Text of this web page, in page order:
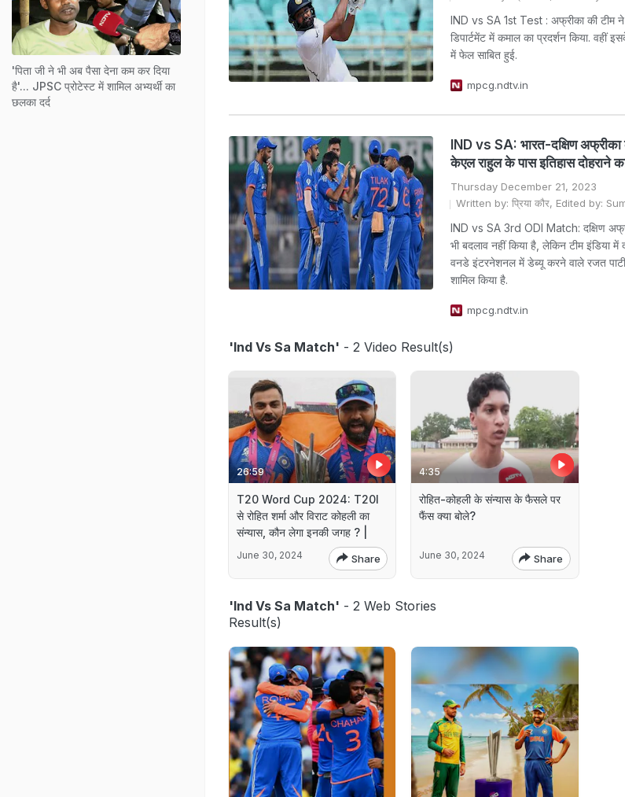
IND vs SA 1st Test : अफ्रीका की टीम ने
डिपार्टमेंट में कमाल का प्रदर्शन किया. वहीं
में फेल साबित हुई.
mpcg.ndtv.in
IND vs SA: भारत-दक्षिण
केएल राहुल के पास इतिहास दोहराने
Thursday December 21, 2023
Written by: प्रिया कौर, Edited by:
IND vs SA 3rd ODI Match: दक्षिण
भी बदलाव नहीं किया है, लेकिन टीम इंडिया में
वनडे इंटरनेशनल में डेब्यू करने वाले रजत
शामिल किया है.
mpcg.ndtv.in
'Ind Vs Sa Match' - 2 Video Result(s)
26:59
T20 Word Cup 2024: T20I
से रोहित शर्मा और विराट कोहली का
संन्यास, कौन लेगा इनकी जगह ? |
June 30, 2024 Share
4:35
रोहित-कोहली के संन्यास के फैसले पर
फैंस क्या बोले?
June 30, 2024 Share
'Ind Vs Sa Match' - 2 Web Stories
Result(s)
'पिता जी ने भी अब पैसा देना कम कर दिया
है'... JPSC प्रोटेस्ट में शामिल अभ्यर्थी का
छलका दर्द